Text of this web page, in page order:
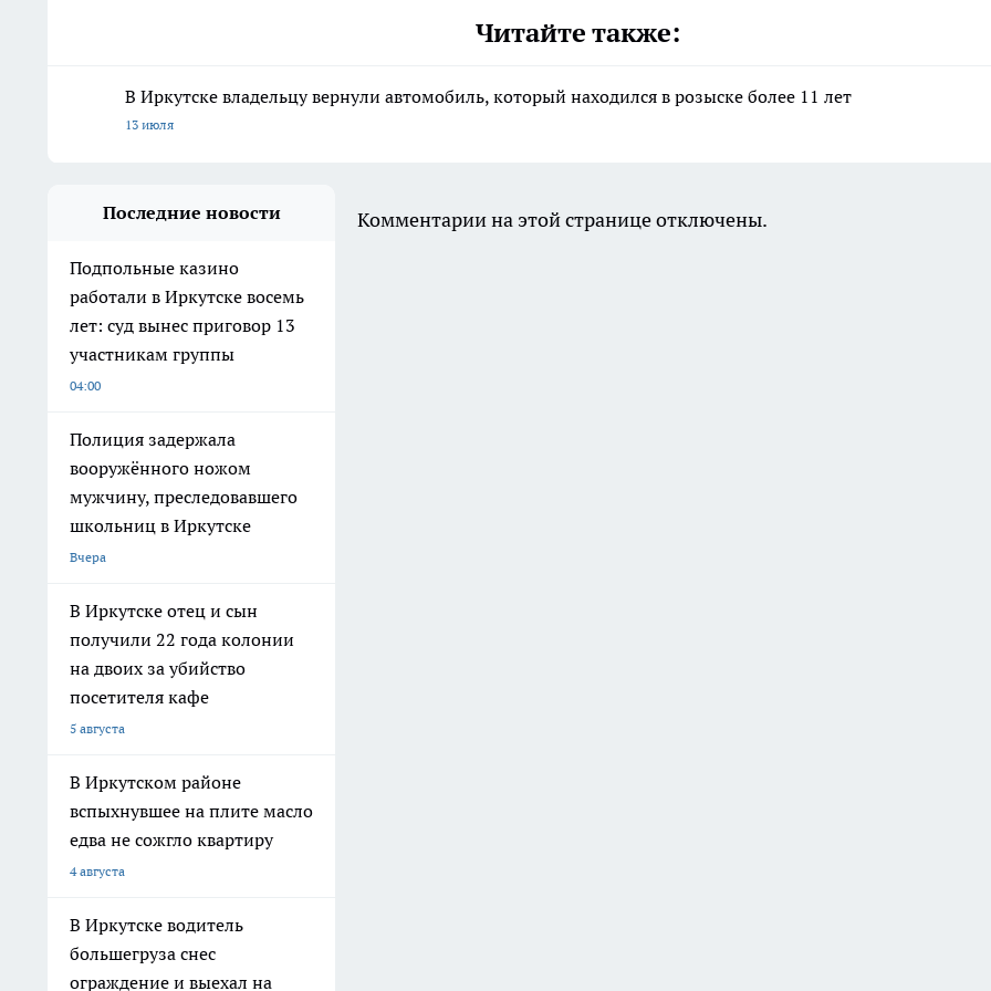
Читайте также:
В Иркутске владельцу вернули автомобиль, который находился в розыске более 11 лет
13 июля
Последние новости
Подпольные казино
работали в Иркутске восемь
лет: суд вынес приговор 13
участникам группы
04:00
Полиция задержала
вооружённого ножом
мужчину, преследовавшего
школьниц в Иркутске
Вчера
В Иркутске отец и сын
получили 22 года колонии
на двоих за убийство
посетителя кафе
5 августа
В Иркутском районе
вспыхнувшее на плите масло
едва не сожгло квартиру
4 августа
В Иркутске водитель
большегруза снес
ограждение и выехал на
Комментарии на этой странице отключены.